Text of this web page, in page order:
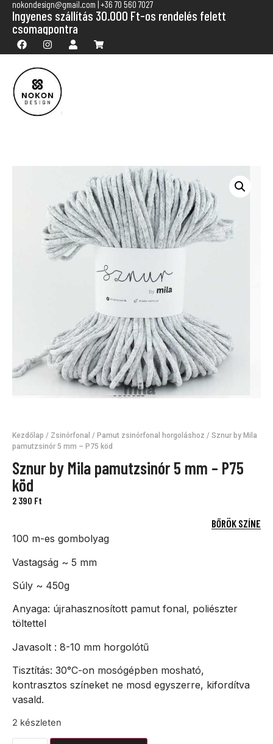
nokondesign@gmail.com | +36 70 560 7027
Ingyenes szállítás 30.000 Ft-os rendelés felett
csomagpontra
Kezdőlap / Zsinórfonal / Pamut zsinórfonal horgoláshoz / Sznur by Mila
pamutzsinór 5 mm – P75 köd
Sznur by Mila pamutzsinór 5 mm – P75
köd
2 390 Ft
BŐRÖK SZÍNE
100 m-es gombolyag
Vastagság ~ 5 mm
Súly ~ 450g
Anyaga: újrahasznosított pamut fonal, poliészter
töltettel
Javasolt : 8-10 mm horgolótű
Tisztítás: 30°C-on mosógépben mosható,
kontrasztos színeket ne mosd egyszerre, kifordítva
vasald.
2 készleten